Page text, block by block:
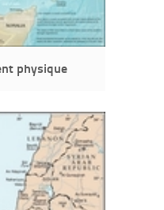
physique